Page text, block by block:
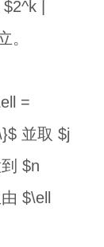
|
。
=
並取 $j
$n
$\ell